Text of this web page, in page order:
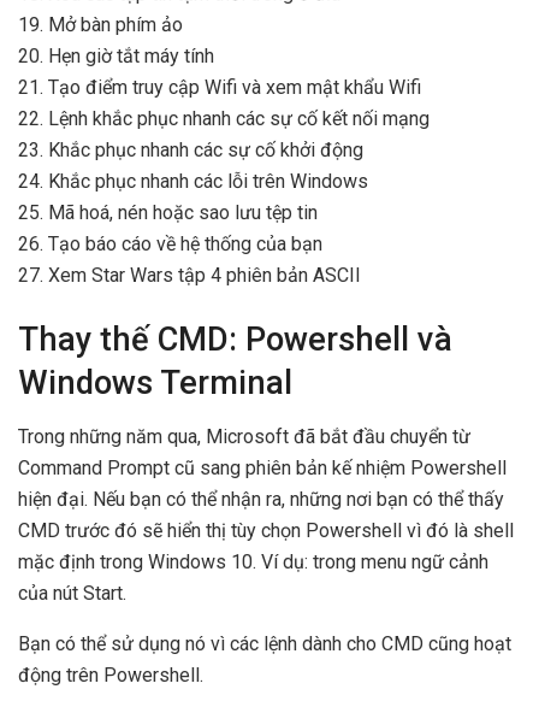
19. Mở bàn phím ảo
20. Hẹn giờ tắt máy tính
21. Tạo điểm truy cập Wifi và xem mật khẩu Wifi
22. Lệnh khắc phục nhanh các sự cố kết nối mạng
23. Khắc phục nhanh các sự cố khởi động
24. Khắc phục nhanh các lỗi trên Windows
25. Mã hoá, nén hoặc sao lưu tệp tin
26. Tạo báo cáo về hệ thống của bạn
27. Xem Star Wars tập 4 phiên bản ASCII
Thay thế CMD: Powershell và
Windows Terminal
Trong những năm qua, Microsoft đã bắt đầu chuyển từ
Command Prompt cũ sang phiên bản kế nhiệm Powershell
hiện đại. Nếu bạn có thể nhận ra, những nơi bạn có thể thấy
CMD trước đó sẽ hiển thị tùy chọn Powershell vì đó là shell
mặc định trong Windows 10. Ví dụ: trong menu ngữ cảnh
của nút Start.
Bạn có thể sử dụng nó vì các lệnh dành cho CMD cũng hoạt
động trên Powershell.